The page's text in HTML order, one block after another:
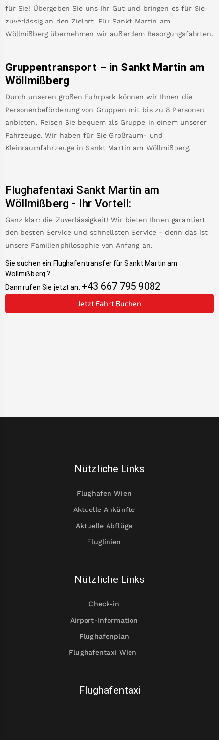
für Sie! Übergeben Sie uns Ihr Gut und bringen es für Sie
zuverlässig an den Zielort. Für Sankt Martin am
Wöllmißberg übernehmen wir außerdem Besorgungsfahrten.
Gruppentransport – in Sankt Martin am
Wöllmißberg
Durch unseren großen Fuhrpark können wir Ihnen die
Personenbeförderung von Gruppen mit bis zu 8 Personen
anbieten. Reisen Sie bequem als Gruppe in einem unserer
Fahrzeuge. Wir haben für Sie Großraum- und
Kleinraumfahrzeuge in Sankt Martin am Wöllmißberg.
Flughafentaxi Sankt Martin am
Wöllmißberg - Ihr Vorteil:
Ganz klar: die Zuverlässigkeit! Wir bieten Ihnen garantiert
den besten Service und schnellsten Service - denn das ist
unsere Familienphilosophie von Anfang an.
Sie suchen ein Flughafentransfer für Sankt Martin am
Wöllmißberg ?
Dann rufen Sie jetzt an: +43 667 795 9082
Jetzt Fahrt Buchen
Nützliche Links
Flughafen Wien
Aktuelle Ankünfte
Aktuelle Abflüge
Fluglinien
Nützliche Links
Check-in
Airport-Information
Flughafenplan
Flughafentaxi Wien
Flughafentaxi